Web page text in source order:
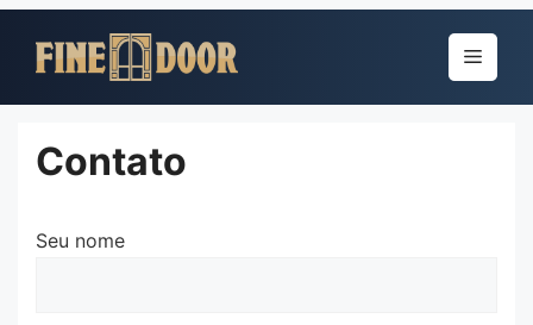
para
conteúdo
Menu
Contato
Seu nome